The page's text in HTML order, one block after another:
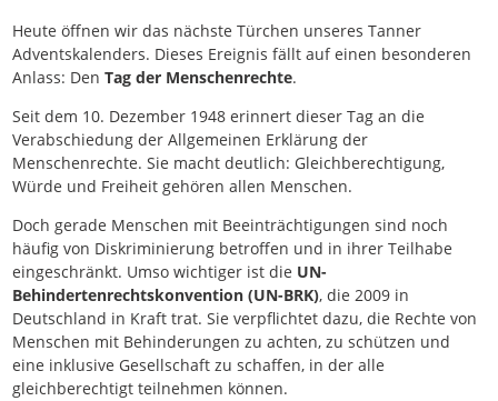
Heute öffnen wir das nächste Türchen unseres Tanner
Adventskalenders. Dieses Ereignis fällt auf einen besonderen
Anlass: DenTag der Menschenrechte.
Seit dem 10. Dezember 1948 erinnert dieser Tag an die
Verabschiedung der Allgemeinen Erklärung der
Menschenrechte. Sie macht deutlich: Gleichberechtigung,
Würde und Freiheit gehören allen Menschen.
Doch gerade Menschen mit Beeinträchtigungen sind noch
häufig von Diskriminierung betroffen und in ihrer Teilhabe
eingeschränkt. Umso wichtiger ist die UN-
Behindertenrechtskonvention (UN-BRK), die 2009 in
Deutschland in Kraft trat. Sie verpflichtet dazu, die Rechte von
Menschen mit Behinderungen zu achten, zu schützen und
eine inklusive Gesellschaft zu schaffen, in der alle
gleichberechtigt teilnehmen können.